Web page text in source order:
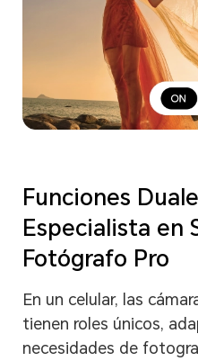
Funciones
Especialista en
Fotógrafo Pro
En un celular, las
tienen roles únicos,
necesidades de